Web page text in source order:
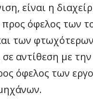
είναι η
όφελος των
των φτωχότερων
αντίθεση με
όφελος των